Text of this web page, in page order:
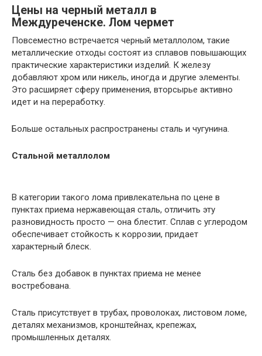
Цены на черный металл в
Междуреченске. Лом чермет
Повсеместно встречается черный металлолом, такие
металлические отходы состоят из сплавов повышающих
практические характеристики изделий. К железу
добавляют хром или никель, иногда и другие элементы.
Это расширяет сферу применения, вторсырье активно
идет и на переработку.
Больше остальных распространены сталь и чугунина.
Стальной металлолом
В категории такого лома привлекательна по цене в
пунктах приема нержавеющая сталь, отличить эту
разновидность просто — она блестит. Сплав с углеродом
обеспечивает стойкость к коррозии, придает
характерный блеск.
Сталь без добавок в пунктах приема не менее
востребована.
Сталь присутствует в трубах, проволоках, листовом ломе,
деталях механизмов, кронштейнах, крепежах,
промышленных деталях.